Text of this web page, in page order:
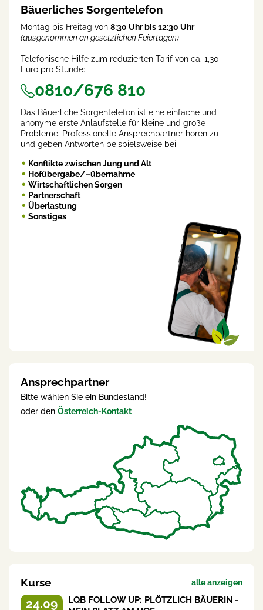
Bäuerliches Sorgentelefon
Montag bis Freitag von 8:30 Uhr bis 12:30 Uhr
(ausgenommen an gesetzlichen Feiertagen)
Telefonische Hilfe zum reduzierten Tarif von ca. 1,30
Euro pro Stunde:
0810/676 810
Das Bäuerliche Sorgentelefon ist eine einfache und
anonyme erste Anlaufstelle für kleine und große
Probleme. Professionelle Ansprechpartner hören zu
und geben Antworten beispielsweise bei
Konflikte zwischen Jung und Alt
Hofübergabe/–übernahme
Wirtschaftlichen Sorgen
Partnerschaft
Überlastung
Sonstiges
Ansprechpartner
Bitte wählen Sie ein Bundesland!
oder den Österreich-Kontakt
Kurse alle anzeigen
24.09
LQB FOLLOW UP: PLÖTZLICH BÄUERIN -